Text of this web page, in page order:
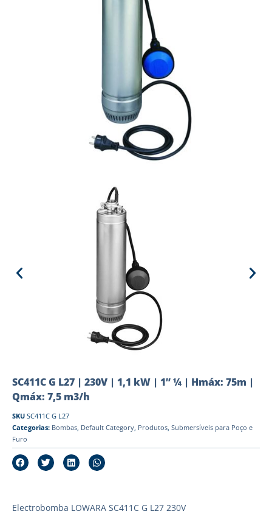
SC411C G L27 | 230V | 1,1 kW | 1” ¼ | Hmáx: 75m |
Qmáx: 7,5 m3/h
SKU SC411C G L27
Categorias: Bombas, Default Category, Produtos, Submersíveis para Poço e
Furo
Electrobomba LOWARA SC411C G L27 230V